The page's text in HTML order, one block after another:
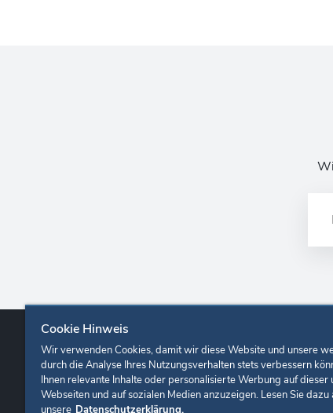
Europa-Park Ticketshop Onlineshop
Cookie Hinweis
Wir verwenden Cookies, damit wir diese Website und unsere
durch die Analyse Ihres Nutzungsverhalten stets verbessern
Ihnen relevante Inhalte oder personalisierte Werbung auf dieser
Webseiten und auf sozialen Medien anzuzeigen. Lesen Sie dazu
unsere Datenschutzerklärung.